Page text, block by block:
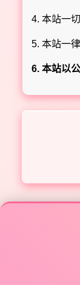
4. 本站一
5. 本站一
6. 本站以